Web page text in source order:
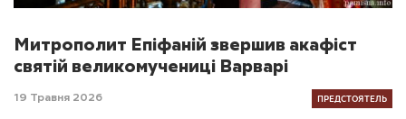
Митрополит Епіфаній звершив акафіст
святій великомучениці Варварі
19 Травня 2026 ПРЕДСТОЯТЕЛЬ